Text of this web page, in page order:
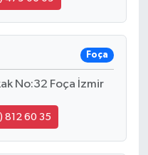
Foça
No:32 Foça İzmir
812 60 35